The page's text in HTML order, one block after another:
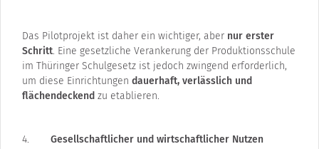
Das Pilotprojekt ist daher ein wichtiger, aber nur erster
Schritt. Eine gesetzliche Verankerung der Produktionsschule
im Thüringer Schulgesetz ist jedoch zwingend erforderlich,
um diese Einrichtungen dauerhaft, verlässlich und
flächendeckend zu etablieren.
Gesellschaftlicher und wirtschaftlicher Nutzen